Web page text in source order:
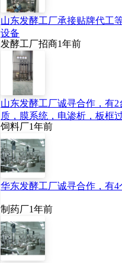
山东发酵工厂承接贴牌代工
设备
发酵工厂招商1年前
山东发酵工厂诚寻合作，有
质，膜系统，电渗析，板框
饲料厂1年前
华东发酵工厂诚寻合作，有
制药厂1年前